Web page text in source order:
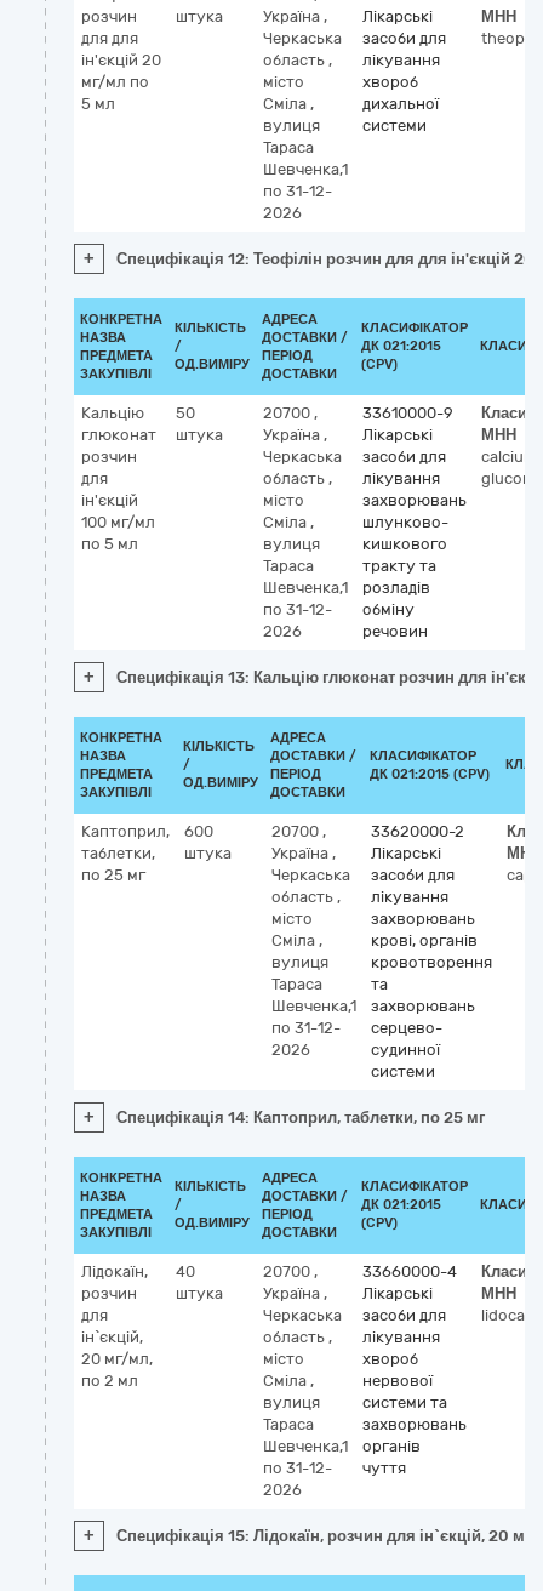
розчин
для для
ін'єкцій 20
мг/мл по
5 мл
штука
Україна ,
Черкаська
область ,
місто
Сміла ,
вулиця
Тараса
Шевченка,1
по 31-12-
2026
Лікарські
засоби для
лікування
хвороб
дихальної
системи
МНН
+ Специфікація 12: Теофілін розчин для для ін'єкцій
КОНКРЕТНА
НАЗВА
ПРЕДМЕТА
ЗАКУПІВЛІ
КІЛЬКІСТЬ
/
ОД.ВИМІРУ
АДРЕСА
ДОСТАВКИ /
ПЕРІОД
ДОСТАВКИ
КЛАСИФІКАТОР
ДК 021:2015
(CPV)
Кальцію
глюконат
розчин
для
ін'єкцій
100 мг/мл
по 5 мл
50
штука
20700 ,
Україна ,
Черкаська
область ,
місто
Сміла ,
вулиця
Тараса
Шевченка,1
по 31-12-
2026
33610000-9
Лікарські
засоби для
лікування
захворювань
шлунково-
кишкового
тракту та
розладів
обміну
речовин
МНН
calcium
+ Специфікація 13: Кальцію глюконат розчин для
КОНКРЕТНА
НАЗВА
ПРЕДМЕТА
ЗАКУПІВЛІ
КІЛЬКІСТЬ
/
ОД.ВИМІРУ
АДРЕСА
ДОСТАВКИ /
ПЕРІОД
ДОСТАВКИ
КЛАСИФІКАТОР
ДК 021:2015 (CPV)
Каптоприл,
таблетки,
по 25 мг
600
штука
20700 ,
Україна ,
Черкаська
область ,
місто
Сміла ,
вулиця
Тараса
Шевченка,1
по 31-12-
2026
33620000-2
Лікарські
засоби для
лікування
захворювань
крові, органів
кровотворення
та
захворювань
серцево-
судинної
системи
МНН
+ Специфікація 14: Каптоприл, таблетки, по 25 мг
КОНКРЕТНА
НАЗВА
ПРЕДМЕТА
ЗАКУПІВЛІ
КІЛЬКІСТЬ
/
ОД.ВИМІРУ
АДРЕСА
ДОСТАВКИ /
ПЕРІОД
ДОСТАВКИ
КЛАСИФІКАТОР
ДК 021:2015
(CPV)
Лідокаїн,
розчин
для
ін`єкцій,
20 мг/мл,
по 2 мл
40
штука
20700 ,
Україна ,
Черкаська
область ,
місто
Сміла ,
вулиця
Тараса
Шевченка,1
по 31-12-
2026
33660000-4
Лікарські
засоби для
лікування
хвороб
нервової
системи та
захворювань
органів
чуття
МНН
+ Специфікація 15: Лідокаїн, розчин для ін`єкцій, 20